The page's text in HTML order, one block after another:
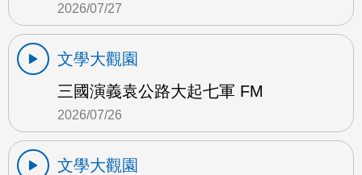
2026/07/27
文學大觀園
三國演義袁公路大起七軍 FM
2026/07/26
文學大觀園